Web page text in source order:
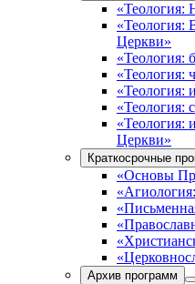
«Теология:
«Теология:
Церкви»
«Теология:
«Теология:
«Теология:
«Теология:
«Теология:
Церкви»
Краткосрочные
«Основы
Архив программ